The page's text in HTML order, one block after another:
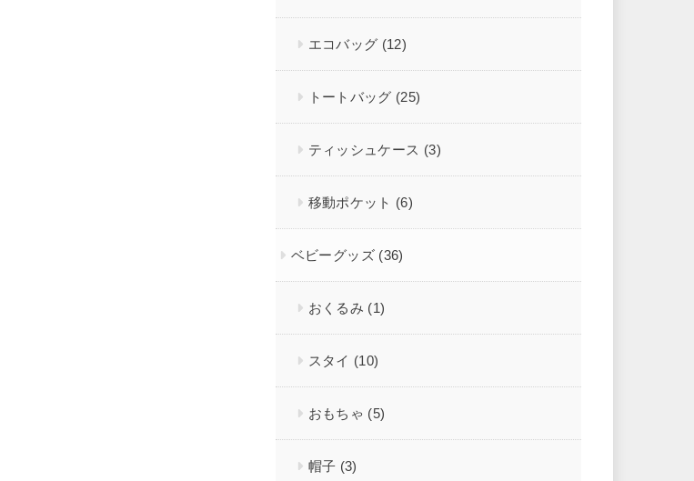
エコバッグ (12)
トートバッグ (25)
ティッシュケース (3)
移動ポケット (6)
ベビーグッズ (36)
おくるみ (1)
スタイ (10)
おもちゃ (5)
帽子 (3)